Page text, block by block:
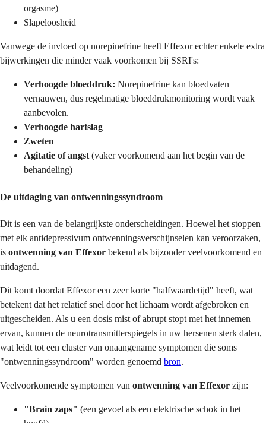
orgasme)
Slapeloosheid
Vanwege de invloed op norepinefrine heeft Effexor echter enkele extra
bijwerkingen die minder vaak voorkomen bij SSRI's:
Verhoogde bloeddruk: Norepinefrine kan bloedvaten
vernauwen, dus regelmatige bloeddrukmonitoring wordt vaak
aanbevolen.
Verhoogde hartslag
Zweten
Agitatie of angst(vaker voorkomend aan het begin van de
behandeling)
De uitdaging van ontwenningssyndroom
Dit is een van de belangrijkste onderscheidingen. Hoewel het stoppen
met elk antidepressivum ontwenningsverschijnselen kan veroorzaken,
is ontwenning van Effexor bekend als bijzonder veelvoorkomend en
uitdagend.
Dit komt doordat Effexor een zeer korte "halfwaardetijd" heeft, wat
betekent dat het relatief snel door het lichaam wordt afgebroken en
uitgescheiden. Als u een dosis mist of abrupt stopt met het innemen
ervan, kunnen de neurotransmitterspiegels in uw hersenen sterk dalen,
wat leidt tot een cluster van onaangename symptomen die soms
"ontwenningssyndroom" worden genoemd bron.
Veelvoorkomende symptomen van ontwenning van Effexor zijn:
"Brain zaps" (een gevoel als een elektrische schok in het